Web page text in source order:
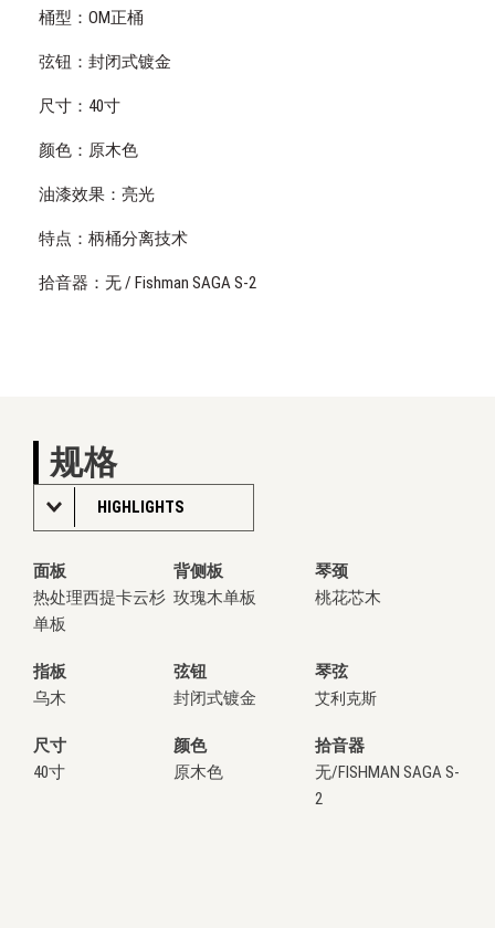
桶型：OM正桶
弦钮：封闭式镀金
尺寸：40寸
颜色：原木色
油漆效果：亮光
特点：柄桶分离技术
拾音器：无 / Fishman SAGA S-2
规格
HIGHLIGHTS
面板 背侧板
琴颈
热处理西提卡云杉
单板
玫瑰木单板 桃花芯木
指板 弦钮
琴弦
乌木
封闭式镀金 艾利克斯
尺寸 颜色
拾音器
40寸
原木色
无/FISHMAN SAGA S-
2